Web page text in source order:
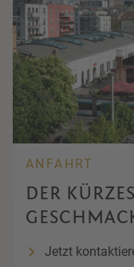
ANFAHRT
DER
Jetzt